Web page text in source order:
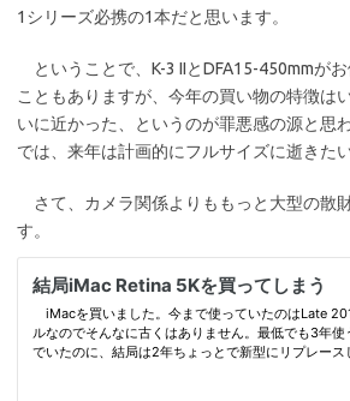
1シリーズ必携の1本だと思います。
ということで、K-3 IIとDFA15-450mmが
こともありますが、今年の買い物の特徴は
いに近かった、というのが罪悪感の源と思
では、来年は計画的にフルサイズに逝きた
さて、カメラ関係よりももっと大型の散
す。